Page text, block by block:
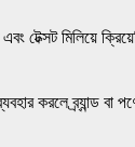
মিলিয়ে
করলে